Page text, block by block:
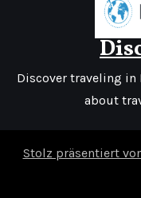
Discover traveling in
about
Stolz präsentiert